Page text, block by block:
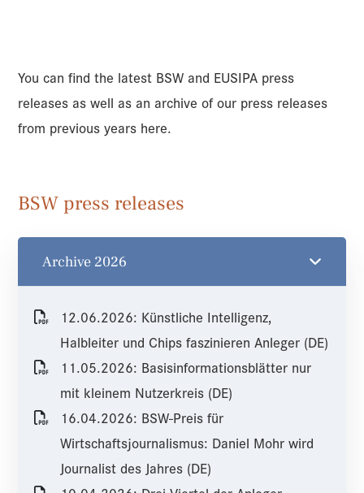
You can find the latest BSW and EUSIPA press
releases as well as an archive of our press releases
from previous years here.
BSW press releases
Archive 2026
12.06.2026: Künstliche Intelligenz,
Halbleiter und Chips faszinieren Anleger (DE)
11.05.2026: Basisinformationsblätter nur
mit kleinem Nutzerkreis (DE)
16.04.2026: BSW-Preis für
Wirtschaftsjournalismus: Daniel Mohr wird
Journalist des Jahres (DE)